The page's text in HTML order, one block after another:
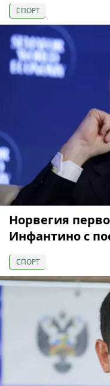
СПОРТ
Норвегия
Инфантино с
СПОРТ